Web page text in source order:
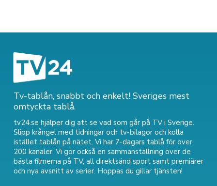
Tv-tablån, snabbt och enkelt! Sveriges mest
omtyckta tablå.
tv24.se hjälper dig att se vad som går på TV i Sverige.
Slipp krångel med tidningar och tv-bilagor och kolla
istället tablån på nätet. Vi har 7-dagars tablå för över
200 kanaler. Vi gör också en sammanställning över de
bästa filmerna på TV, all direktsänd sport samt premiärer
och nya avsnitt av serier. Hoppas du gillar tjänsten!